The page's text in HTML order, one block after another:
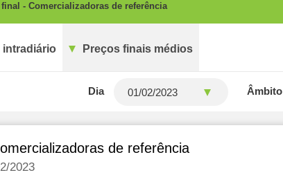
- Comercializadoras de referência
intradiário Preços finais médios
Dia Âmbito
de referência
2023